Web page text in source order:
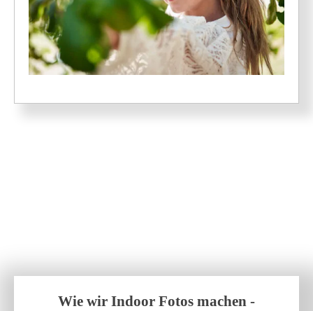
Wie wir Indoor Fotos machen -